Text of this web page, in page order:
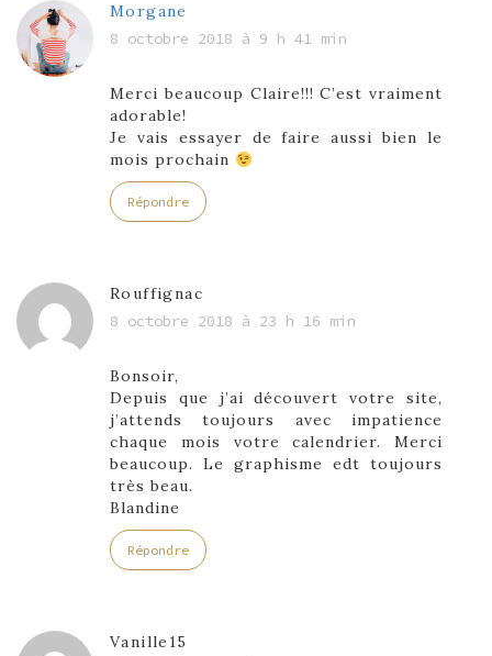
Morgane
8 octobre 2018 à 9 h 41 min
Merci beaucoup Claire!!! C’est vraiment
adorable!
Je vais essayer de faire aussi bien le
mois prochain
Répondre
Rouffignac
8 octobre 2018 à 23 h 16 min
Bonsoir,
Depuis que j’ai découvert votre site,
j’attends toujours avec impatience
chaque mois votre calendrier. Merci
beaucoup. Le graphisme edt toujours
très beau.
Blandine
Répondre
Vanille15